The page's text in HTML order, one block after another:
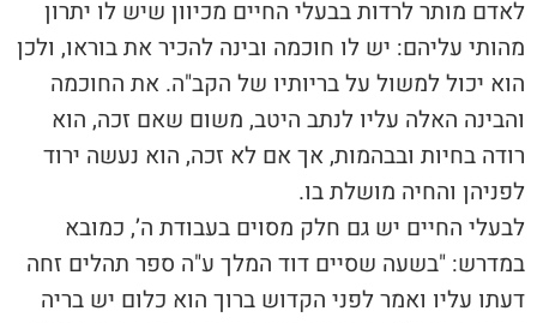
לאדם מותר לרדות בבעלי החיים מכיוון שיש לו יתרון
מהותי עליהם: יש לו חוכמה ובינה להכיר את בוראו, ולכן
הוא יכול למשול על בריותיו של הקב"ה. את החוכמה
והבינה האלה עליו לנתב היטב, משום שאם זכה, הוא
רודה בחיות ובבהמות, אך אם לא זכה, הוא נעשה ירוד
לפניהן והחיה מושלת בו.
לבעלי החיים יש גם חלק מסוים בעבודת ה’, כמובא
במדרש: "בשעה שסיים דוד המלך ע"ה ספר תהלים זחה
דעתו עליו ואמר לפני הקדוש ברוך הוא כלום יש בריה